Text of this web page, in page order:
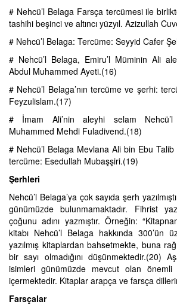
# Nehcü’l Belaga Farsça tercümesi ile
tashihi beşinci ve altıncı yüzyıl. Azizullah
# Nehcü’l Belaga: Tercüme: Seyyid Cafer
# Nehcü’l Belaga, Emiru’l Müminin Ali
Abdul Muhammed Ayeti.(16)
# Nehcü’l Belaga’nın tercüme ve şerhi:
Feyzulislam.(17)
# İmam Ali’nin aleyhi selam Nehcü’l
Muhammed Mehdi Fuladivend.(18)
# Nehcü’l Belaga Mevlana Ali bin Ebu Talib
tercüme: Esedullah Mubaşşiri.(19)
Şerhleri
Nehcü’l Belaga’ya çok sayıda şerh
günümüzde bulunmamaktadır. Fihrist
çoğunu adını yazmıştır. Örneğin:
kitabı Nehcü’l Belaga hakkında 300’ün
yazılmış kitaplardan bahsetmekte, buna
bir sayı olmadığını düşünmektedir.(20)
isimleri günümüzde mevcut olan önemli
içermektedir. Kitaplar arapça ve farsça
Farsçalar